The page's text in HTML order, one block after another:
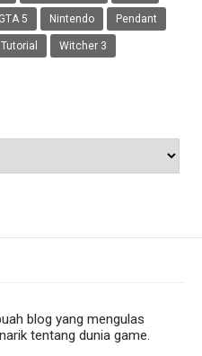
5 Nintendo Pendant
Tutorial Witcher 3
blog yang mengulas
tentang dunia game.